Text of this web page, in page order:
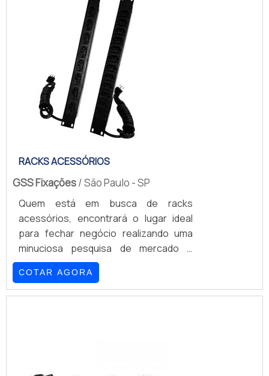
especializadas no segmento. Esse tipo
de cuidado ajuda a garantir a qualidade
e durabilidade dos materiais, além de
evitar prejuí...
RACKS ACESSÓRIOS
GSS Fixações/ São Paulo - SP
Quem está em busca de racks
acessórios, encontrará o lugar ideal
para fechar negócio realizando uma
minuciosa pesquisa de mercado e
achando detalhes sobre a líder da área
de atuação.OUTRAS INFORMAÇÕES
SOBRE RACKS ACESSÓRIOSQuem está
COTAR AGORA